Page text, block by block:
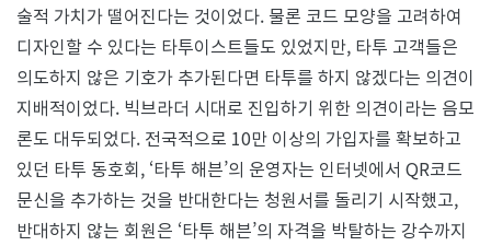
술적 가치가 떨어진다는 것이었다. 물론 코드 모양을 고려하여
디자인할 수 있다는 타투이스트들도 있었지만, 타투 고객들은
의도하지 않은 기호가 추가된다면 타투를 하지 않겠다는 의견이
지배적이었다. 빅브라더 시대로 진입하기 위한 의견이라는 음모
론도 대두되었다. 전국적으로 10만 이상의 가입자를 확보하고
있던 타투 동호회, ‘타투 해븐’의 운영자는 인터넷에서 QR코드
문신을 추가하는 것을 반대한다는 청원서를 돌리기 시작했고,
반대하지 않는 회원은 ‘타투 해븐’의 자격을 박탈하는 강수까지